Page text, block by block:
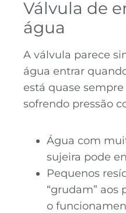
Válvula de
água
A válvula parece
água entrar
está quase
sofrendo pressão
Água com
sujeira pode
Pequenos
“grudam” aos
o